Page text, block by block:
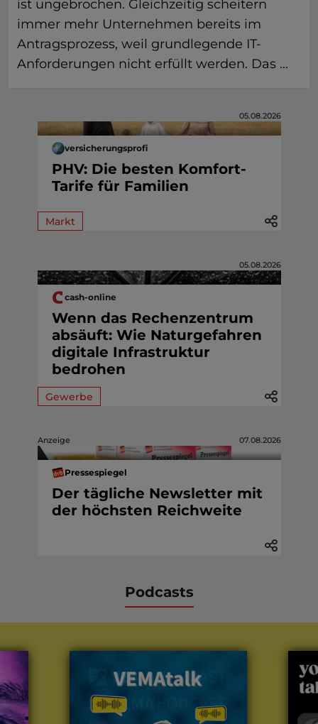
ist ungebrochen. Gleichzeitig scheitern
immer mehr Unternehmen bereits im
Antragsprozess, weil grundlegende IT-
Anforderungen nicht erfüllt werden. Das ...
05.08.2026
versicherungsprofi
PHV: Die besten Komfort-
Tarife für Familien
Markt
05.08.2026
cash-online
Wenn das Rechenzentrum
absäuft: Wie Naturgefahren
digitale Infrastruktur
bedrohen
Gewerbe
Anzeige 07.08.2026
Pressespiegel
Der tägliche Newsletter mit
der höchsten Reichweite
Podcasts